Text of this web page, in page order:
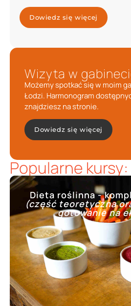
Dowiedz się więcej
Wizyta w
Możemy spotkać się w moim
Łodzi. Harmonogram
znajdziesz na stronie.
Dowiedz się więcej
Popularne kursy:
Dieta roślinna -
(część teoretyczna
gotowanie na